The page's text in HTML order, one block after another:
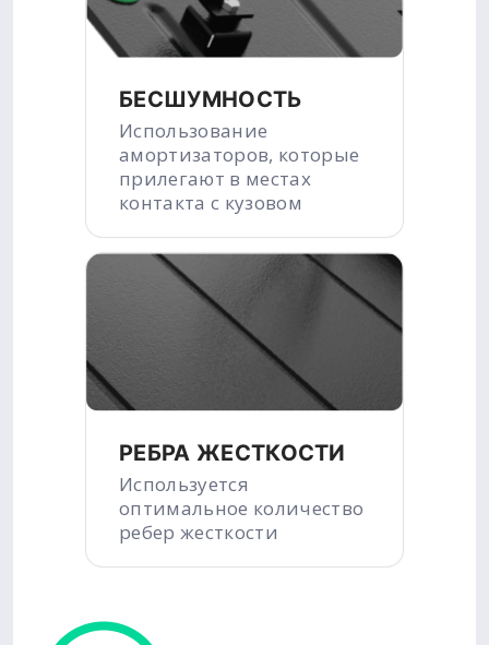
БЕСШУМНОСТЬ
Использование
амортизаторов, которые
прилегают в местах
контакта с кузовом
РЕБРА ЖЕСТКОСТИ
Используется
оптимальное количество
ребер жесткости